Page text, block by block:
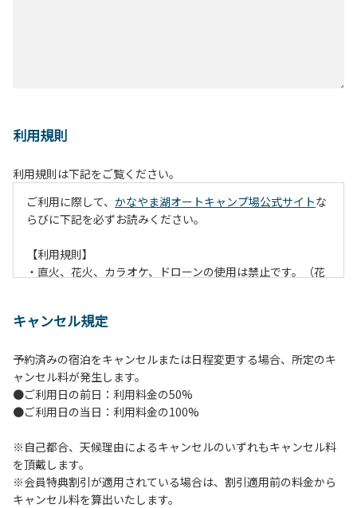
利用規則
利用規則は下記をご覧ください。
ご利用に際して、 かなやま湖オートキャンプ場公式サイトな
らびに下記を必ずお読みください。
【利用規則】
・直火、花火、カラオケ、ドローンの使用は禁止です。（花
て芝生が焼けないようご注意ください。
炭火、薪の燃え残ったものについては、灰・残り火入れに投
棄してください。
・ペットをお連れのお客様は、マナーに十分気をつけてくだ
さい。他のお客様の迷惑になりますと、退場していただきま
・電源は各サイトにありますのでご利用ください。ただし、
発電機等は使用できません。
・キャンプサイトでは、車のエンジンを停止してください。
・場内での制限速度は10㎞/h以下です。
キャンセル規定
予約済みの宿泊をキャンセルまたは日程変更する場合、所定のキ
ャンセル料が発生します。
●ご利用日の前日：利用料金の50%
●ご利用日の当日：利用料金の100%
※自己都合、天候理由によるキャンセルのいずれもキャンセル料
を頂戴します。
※会員特典割引が適用されている場合は、割引適用前の料金から
キャンセル料を算出いたします。